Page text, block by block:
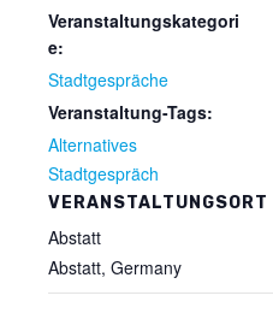
Veranstaltungskategori
e:
Stadtgespräche
Veranstaltung-Tags:
Alternatives
Stadtgespräch
VERANSTALTUNGSORT
Abstatt
Abstatt, Germany